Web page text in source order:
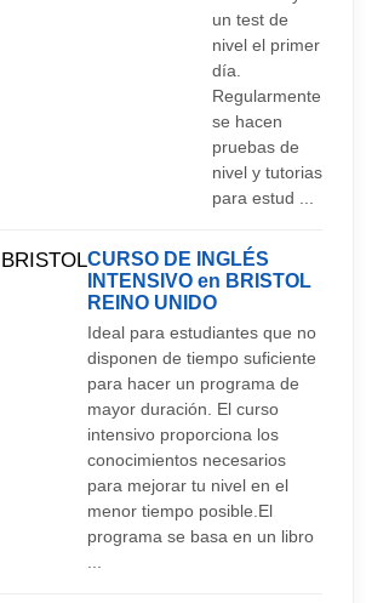
un test de
nivel el primer
día.
Regularmente
se hacen
pruebas de
nivel y tutorias
para estud ...
CURSO DE INGLÉS
INTENSIVO en BRISTOL
REINO UNIDO
Ideal para estudiantes que no
disponen de tiempo suficiente
para hacer un programa de
mayor duración. El curso
intensivo proporciona los
conocimientos necesarios
para mejorar tu nivel en el
menor tiempo posible.El
programa se basa en un libro